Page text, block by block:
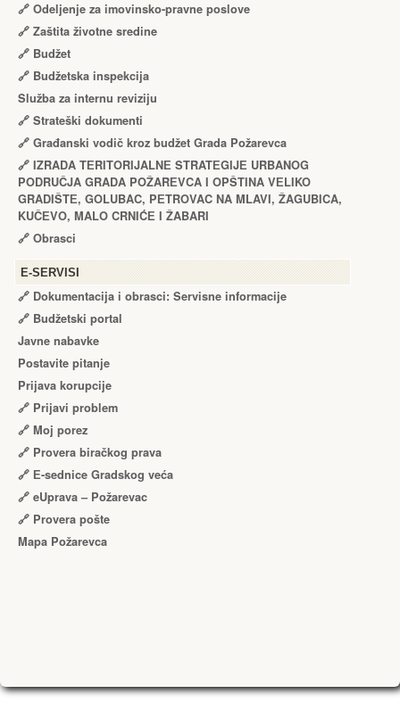
🔗 Odeljenje za imovinsko-pravne poslove
🔗 Zaštita životne sredine
🔗 Budžet
🔗 Budžetska inspekcija
Služba za internu reviziju
🔗 Strateški dokumenti
🔗 Građanski vodič kroz budžet Grada Požarevca
🔗 IZRADA TЕRITORIJALNЕ STRATЕGIJЕ URBANOG
PODRUČJA GRADA POŽARЕVCA I OPŠTINA VЕLIKO
GRADIŠTЕ, GOLUBAC, PЕTROVAC NA MLAVI, ŽAGUBICA,
KUČЕVO, MALO CRNIĆЕ I ŽABARI
🔗 Obrasci
Е-SERVISI
🔗 Dokumentacija i obrasci: Servisne informacije
🔗 Budžetski portal
Javne nabavke
Postavite pitanje
Prijava korupcije
🔗 Prijavi problem
🔗 Moj porez
🔗 Provera biračkog prava
🔗 Е-sednice Gradskog veća
🔗 eUprava – Požarevac
🔗 Provera pošte
Mapa Požarevca